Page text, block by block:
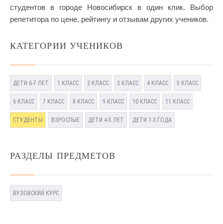
студентов в городе Новосибирск в один клик. Выбор
репетитора по цене, рейтингу и отзывам других учеников.
КАТЕГОРИИ УЧЕНИКОВ
ДЕТИ 6-7 ЛЕТ 1 КЛАСС 2 КЛАСС 3 КЛАСС 4 КЛАСС 5 КЛАСС
6 КЛАСС 7 КЛАСС 8 КЛАСС 9 КЛАСС 10 КЛАСС 11 КЛАСС
СТУДЕНТЫ ВЗРОСЛЫЕ ДЕТИ 4-5 ЛЕТ ДЕТИ 1-3 ГОДА
РАЗДЕЛЫ ПРЕДМЕТОВ
ВУЗОВСКИЙ КУРС